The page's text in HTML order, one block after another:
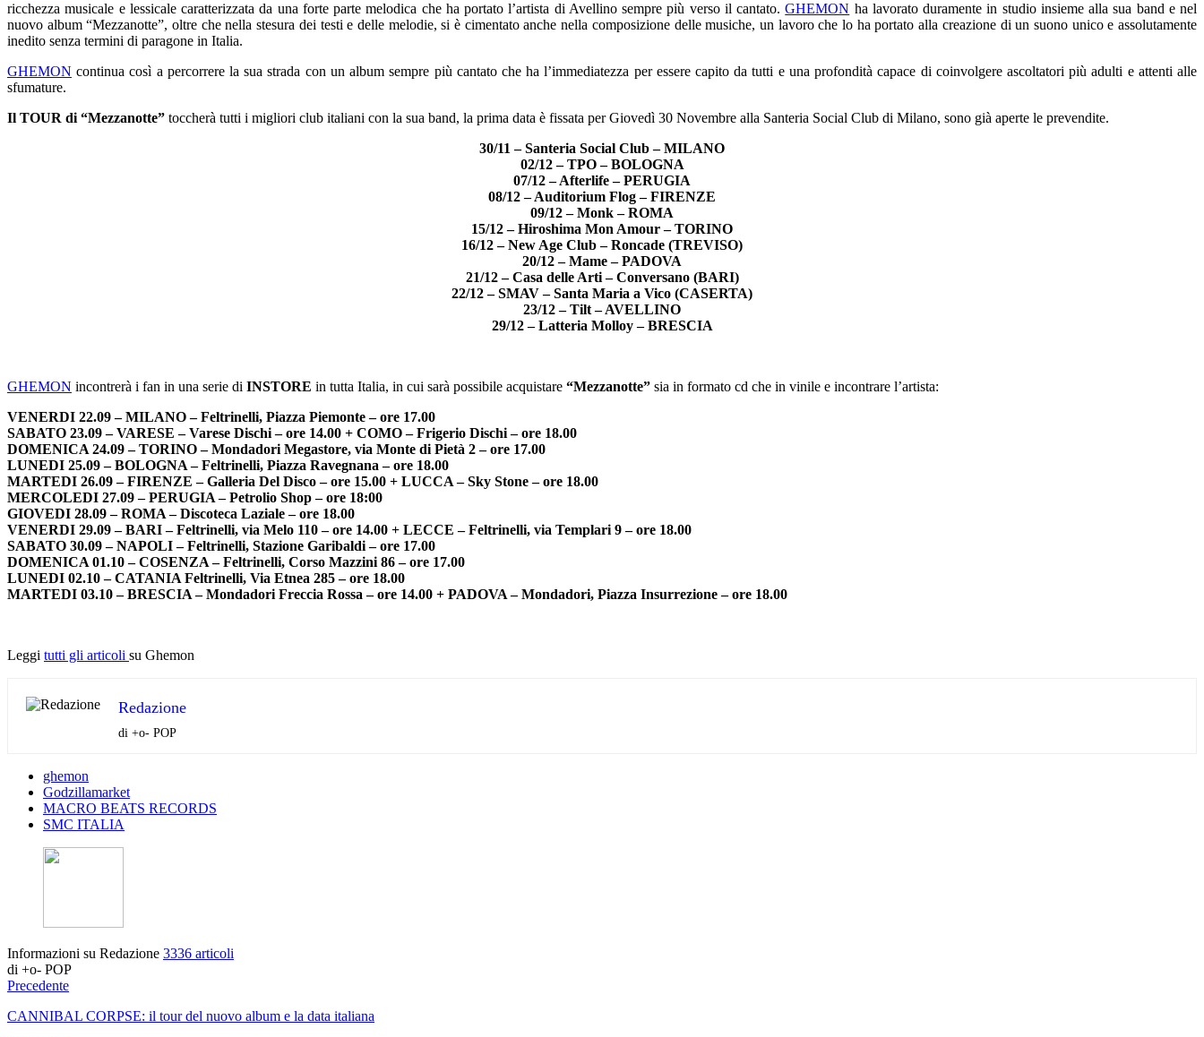
ricchezza musicale e lessicale caratterizzata da una forte parte melodica che ha portato l’artista di Avellino sempre più verso il cantato.GHEMON ha lavorato duramente in studio insieme alla sua band e nel
nuovo album “Mezzanotte”, oltre che nella stesura dei testi e delle melodie, si è cimentato anche nella composizione delle musiche, un lavoro che lo ha portato alla creazione di un suono unico e assolutamente
inedito senza termini di paragone in Italia.
GHEMON continua così a percorrere la sua strada con un album sempre più cantato che ha l’immediatezza per essere capito da tutti e una profondità capace di coinvolgere ascoltatori più adulti e attenti alle
sfumature.
Il TOUR di “Mezzanotte” toccherà tutti i migliori club italiani con la sua band, la prima data è fissata per Giovedì 30 Novembre alla Santeria Social Club di Milano, sono già aperte le prevendite.
30/11 – Santeria Social Club – MILANO
02/12 – TPO – BOLOGNA
07/12 – Afterlife – PERUGIA
08/12 – Auditorium Flog – FIRENZE
09/12 – Monk – ROMA
15/12 – Hiroshima Mon Amour – TORINO
16/12 – New Age Club – Roncade (TREVISO)
20/12 – Mame – PADOVA
21/12 – Casa delle Arti – Conversano (BARI)
22/12 – SMAV – Santa Maria a Vico (CASERTA)
23/12 – Tilt – AVELLINO
29/12 – Latteria Molloy – BRESCIA
GHEMON incontrerà i fan in una serie di INSTORE in tutta Italia, in cui sarà possibile acquistare “Mezzanotte” sia in formato cd che in vinile e incontrare l’artista:
VENERDI 22.09 – MILANO – Feltrinelli, Piazza Piemonte – ore 17.00
SABATO 23.09 – VARESE – Varese Dischi – ore 14.00 + COMO – Frigerio Dischi – ore 18.00
DOMENICA 24.09 – TORINO – Mondadori Megastore, via Monte di Pietà 2 – ore 17.00
LUNEDI 25.09 – BOLOGNA – Feltrinelli, Piazza Ravegnana – ore 18.00
MARTEDI 26.09 – FIRENZE – Galleria Del Disco – ore 15.00 + LUCCA – Sky Stone – ore 18.00
MERCOLEDI 27.09 – PERUGIA – Petrolio Shop – ore 18:00
GIOVEDI 28.09 – ROMA – Discoteca Laziale – ore 18.00
VENERDI 29.09 – BARI – Feltrinelli, via Melo 110 – ore 14.00 + LECCE – Feltrinelli, via Templari 9 – ore 18.00
SABATO 30.09 – NAPOLI – Feltrinelli, Stazione Garibaldi – ore 17.00
DOMENICA 01.10 – COSENZA – Feltrinelli, Corso Mazzini 86 – ore 17.00
LUNEDI 02.10 – CATANIA Feltrinelli, Via Etnea 285 – ore 18.00
MARTEDI 03.10 – BRESCIA – Mondadori Freccia Rossa – ore 14.00 + PADOVA – Mondadori, Piazza Insurrezione – ore 18.00
Leggi tutti gli articoli su Ghemon
Redazione
di +o- POP
ghemon
Godzillamarket
MACRO BEATS RECORDS
SMC ITALIA
Informazioni su Redazione 3336 articoli
di +o- POP
Precedente
CANNIBAL CORPSE: il tour del nuovo album e la data italiana